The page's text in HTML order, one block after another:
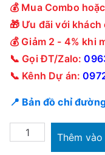
💰 Mua Combo
🎁 Ưu đãi với khách
💰 Giảm 2 - 4% khi
📞 Gọi ĐT/Zalo:
📞 Kênh Dự án:
📍 Bản đồ chỉ
Thêm